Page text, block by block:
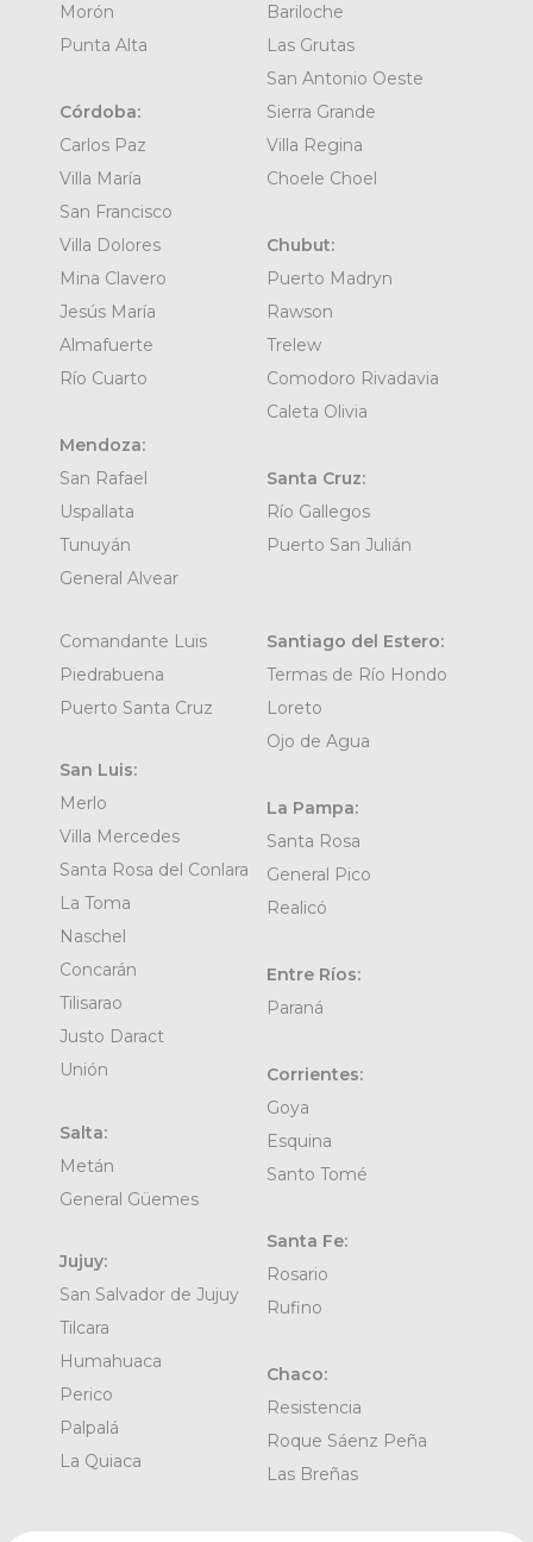
Morón
Punta Alta
Córdoba:
Carlos Paz
Villa María
San Francisco
Villa Dolores
Mina Clavero
Jesús María
Almafuerte
Río Cuarto
Mendoza:
San Rafael
Uspallata
Tunuyán
General Alvear
Bariloche
Las Grutas
San Antonio Oeste
Sierra Grande
Villa Regina
Choele Choel
Chubut:
Puerto Madryn
Rawson
Trelew
Comodoro Rivadavia
Caleta Olivia
Santa Cruz:
Río Gallegos
Puerto San Julián
Comandante Luis
Piedrabuena
Puerto Santa Cruz
San Luis:
Merlo
Villa Mercedes
Santa Rosa del Conlara
La Toma
Naschel
Concarán
Tilisarao
Justo Daract
Unión
Salta:
Metán
General Güemes
Jujuy:
San Salvador de Jujuy
Tilcara
Humahuaca
Perico
Palpalá
La Quiaca
Santiago del Estero:
Termas de Río Hondo
Loreto
Ojo de Agua
La Pampa:
Santa Rosa
General Pico
Realicó
Entre Ríos:
Paraná
Corrientes:
Goya
Esquina
Santo Tomé
Santa Fe:
Rosario
Rufino
Chaco:
Resistencia
Roque Sáenz Peña
Las Breñas